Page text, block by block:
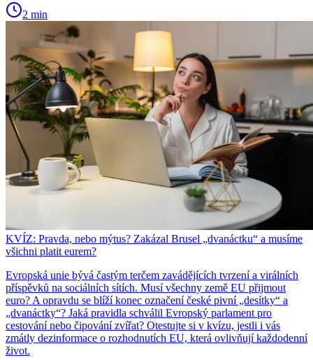
2 min
KVÍZ: Pravda, nebo mýtus? Zakázal Brusel „dvanáctku“ a musíme
všichni platit eurem?
Evropská unie bývá častým terčem zavádějících tvrzení a virálních
příspěvků na sociálních sítích. Musí všechny země EU přijmout
euro? A opravdu se blíží konec označení české pivní „desítky“ a
„dvanáctky“? Jaká pravidla schválil Evropský parlament pro
cestování nebo čipování zvířat? Otestujte si v kvízu, jestli i vás
zmátly dezinformace o rozhodnutích EU, která ovlivňují každodenní
život.